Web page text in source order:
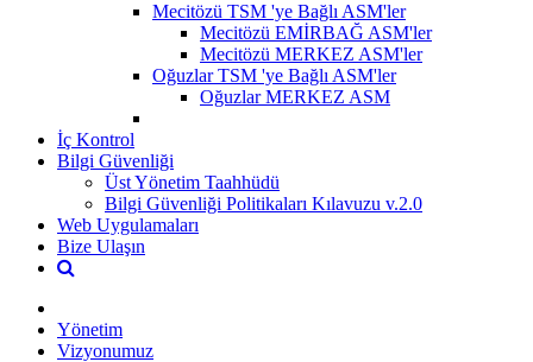
Mecitözü TSM 'ye Bağlı ASM'ler
Mecitözü EMİRBAĞ ASM'ler
Mecitözü MERKEZ ASM'ler
Oğuzlar TSM 'ye Bağlı ASM'ler
Oğuzlar MERKEZ ASM
İç Kontrol
Bilgi Güvenliği
Üst Yönetim Taahhüdü
Bilgi Güvenliği Politikaları Kılavuzu v.2.0
Web Uygulamaları
Bize Ulaşın
Yönetim
Vizyonumuz